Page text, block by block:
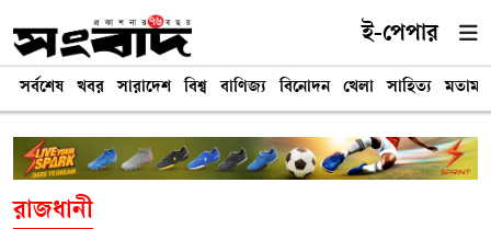
ই-পেপার
সর্বশেষ খবর সারাদেশ বিশ্ব বাণিজ্য বিনোদন খেলা সাহিত্য মতামত
রাজধানী